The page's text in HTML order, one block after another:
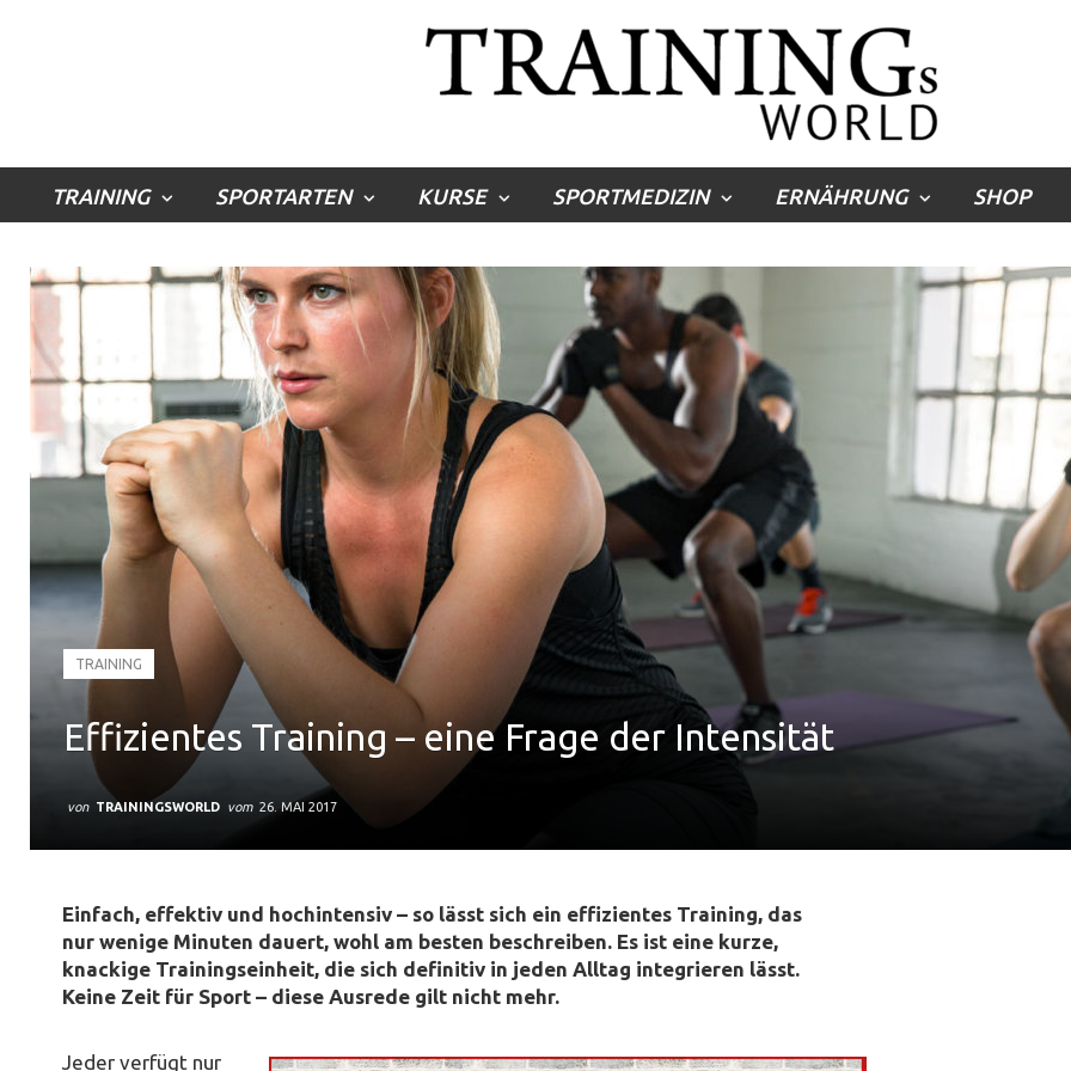
TRAINING SPORTARTEN KURSE SPORTMEDIZIN ERNÄHRUNG SHOP
TRAINING
Effizientes Training – eine Frage der Intensität
von TRAININGSWORLD vom 26. MAI 2017
Einfach, effektiv und hochintensiv – so lässt sich ein effizientes Training, das
nur wenige Minuten dauert, wohl am besten beschreiben. Es ist eine kurze,
knackige Trainingseinheit, die sich definitiv in jeden Alltag integrieren lässt.
Keine Zeit für Sport – diese Ausrede gilt nicht mehr.
Jeder verfügt nur